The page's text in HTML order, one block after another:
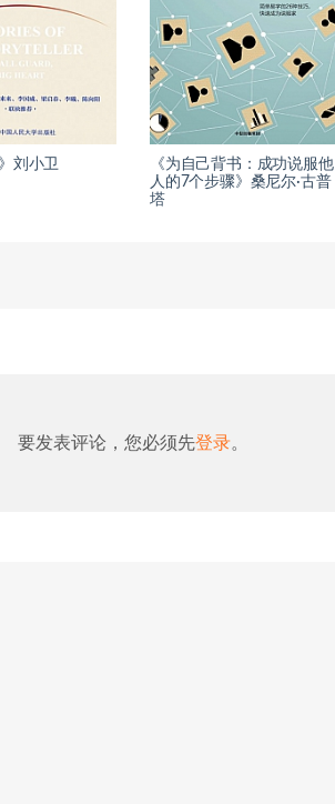
刘小卫
《为自己背书：成功说服他
人的7个步骤》桑尼尔·古普
塔
要发表评论，您必须先登录。